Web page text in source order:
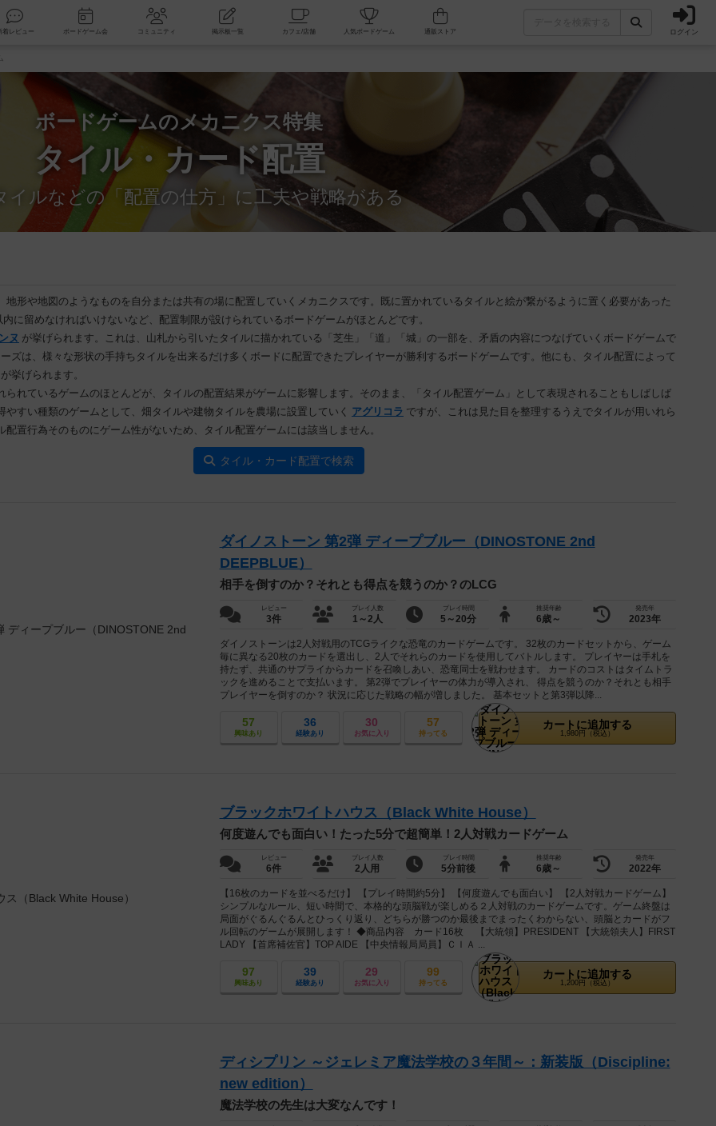
新着レビュー ボードゲーム会 コミュニティ 掲示板一覧 カフェ/店舗 人気ボードゲーム ログイン
ボードゲームのメカニクス特集
タイル・カード配置
イルなどの「配置の仕方」に工夫や戦略がある
地形や地図のようなものを自分または共有の場に配置していくメカニクスです。既に置かれているタイルと絵が繋がるように置く必要があった
に留めなければいけないなど、配置制限が設けられているボードゲームがほとんどです。
ヌ が挙げられます。これは、山札から引いたタイルに描かれている「芝生」「道」「城」の一部を、矛盾の内容につなげていくボードゲームで
ズは、様々な形状の手持ちタイルを出来るだけ多くボードに配置できたプレイヤーが勝利するボードゲームです。他にも、タイル配置によって
が挙げられます。
られているゲームのほとんどが、タイルの配置結果がゲームに影響します。そのまま、「タイル配置ゲーム」として表現されることもしばしば
やすい種類のゲームとして、畑タイルや建物タイルを農場に設置していく アグリコラ ですが、これは見た目を整理するうえでタイルが用いれら
配置行為そのものにゲーム性がないため、タイル配置ゲームには該当しません。
タイル・カード配置で検索
ダイノストーン 第2弾 ディープブルー（DINOSTONE 2nd
DEEPBLUE）
相手を倒すのか？それとも得点を競うのか？のLCG
レビュー
3件
プレイ人数
1～2人
プレイ時間
5～20分
推奨年齢
6歳～
発売年
2023年
ダイノストーンは2人対戦用のTCGライクな恐竜のカードゲームです。 32枚のカードセットから、ゲーム
毎に異なる20枚のカードを選出し、2人でそれらのカードを使用してバトルします。 プレイヤーは手札を
持たず、共通のサプライからカードを召喚しあい、恐竜同士を戦わせます。 カードのコストはタイムトラ
ックを進めることで支払います。 第2弾でプレイヤーの体力が導入され、 得点を競うのか？それとも相手
プレイヤーを倒すのか？ 状況に応じた戦略の幅が増しました。 基本セットと第3弾以降...
57
興味あり
36
経験あり
30
お気に入り
57
持ってる
カートに追加する
1,980円（税込）
ブラックホワイトハウス（Black White House）
何度遊んでも面白い！たった5分で超簡単！2人対戦カードゲーム
レビュー
6件
プレイ人数
2人用
プレイ時間
5分前後
推奨年齢
6歳～
発売年
2022年
【16枚のカードを並べるだけ】 【プレイ時間約5分】 【何度遊んでも面白い】 【2人対戦カードゲーム】
シンプルなルール、短い時間で、本格的な頭脳戦が楽しめる２人対戦のカードゲームです。ゲーム終盤は
局面がぐるんぐるんとひっくり返り、どちらが勝つのか最後までまったくわからない、頭脳とカードがフ
ル回転のゲームが展開します！ ◆商品内容 カード16枚 【大統領】PRESIDENT 【大統領夫人】FIRST
LADY 【首席補佐官】TOP AIDE 【中央情報局局員】ＣＩＡ ...
97
興味あり
39
経験あり
29
お気に入り
99
持ってる
カートに追加する
1,200円（税込）
ディシプリン ～ジェレミア魔法学校の３年間～：新装版（Discipline:
new edition）
魔法学校の先生は大変なんです！